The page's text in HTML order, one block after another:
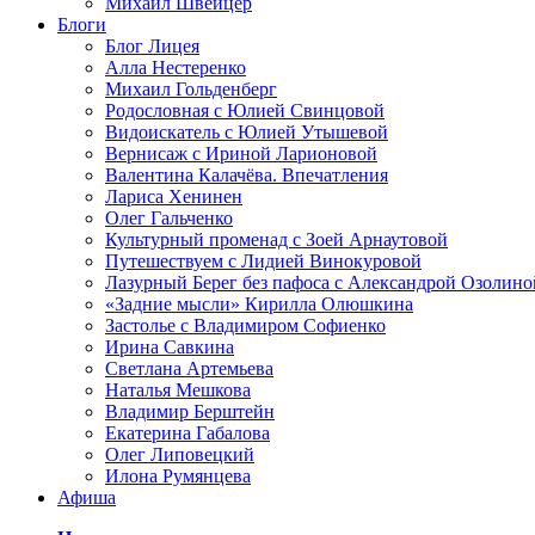
Блоги
Блог Лицея
Алла Нестеренко
Михаил Гольденберг
Родословная с Юлией Свинцовой
Видоискатель с Юлией Утышевой
Вернисаж с Ириной Ларионовой
Валентина Калачёва. Впечатления
Лариса Хенинен
Олег Гальченко
Культурный променад с Зоей Арнаутовой
Путешествуем с Лидией Винокуровой
Лазурный Берег без пафоса с Александрой
«Задние мысли» Кирилла Олюшкина
Застолье с Владимиром Софиенко
Ирина Савкина
Светлана Артемьева
Наталья Мешкова
Владимир Берштейн
Екатерина Габалова
Олег Липовецкий
Илона Румянцева
Афиша